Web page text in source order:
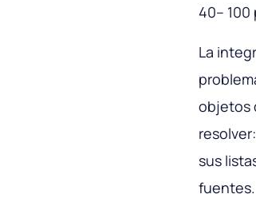
40–
La
objetos
sus
fuentes.